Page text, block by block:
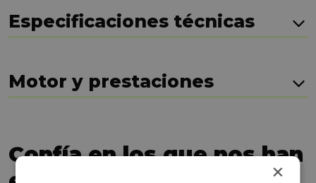
Especificaciones técnicas
Motor y prestaciones
Confía en los que nos han
×